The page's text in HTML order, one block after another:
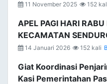
11 November 2025 152
APEL PAGI HARI
KECAMATAN
14 Januari 2026 152 kali
Giat Koordinasi
Kasi Pemerintahan